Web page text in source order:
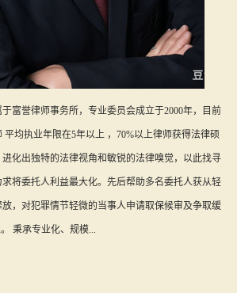
富誉律师事务所，专业委员会成立于2000年，目前
平均执业年限在5年以上 ，70%以上律师获得法律硕
化出独特的法律视角和敏锐的法律嗅觉，以此找寻
将委托人利益最大化。先后帮助多名委托人获从轻
，对犯罪情节轻微的当事人申请取保候审及争取缓
秉承专业化、规模...